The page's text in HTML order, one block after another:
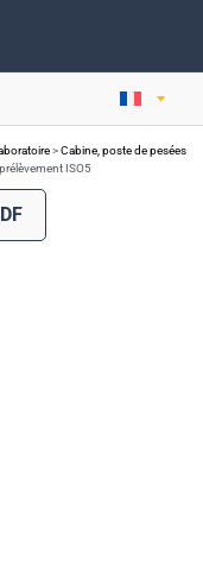
>Cabine, poste de pesées
ISO5